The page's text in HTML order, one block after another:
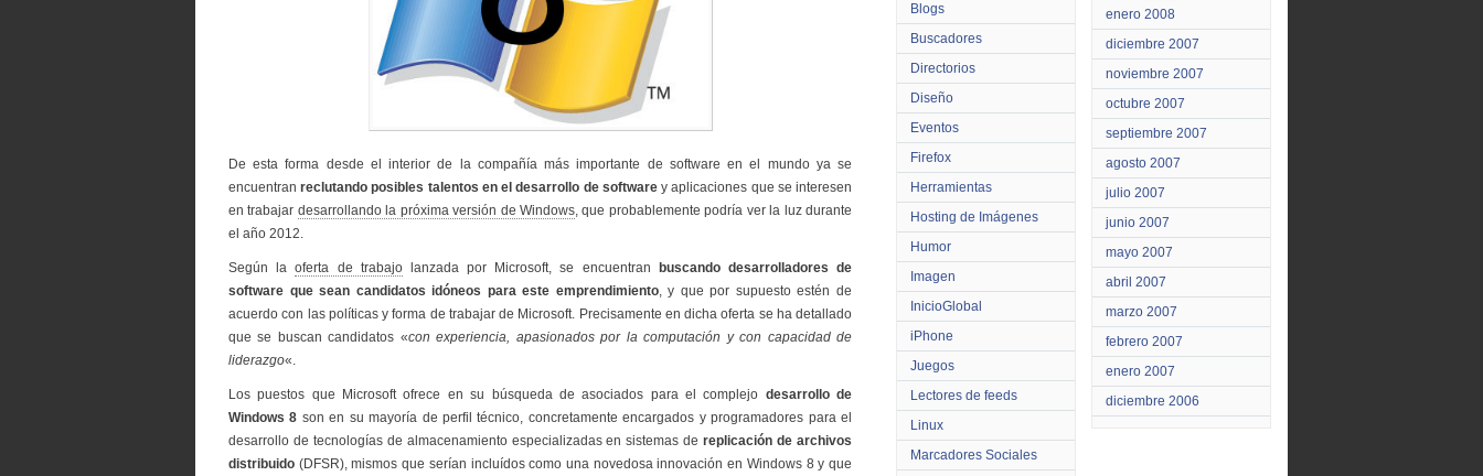
De esta forma desde el interior de la compañía más importante de software en el mundo ya se
encuentranreclutando posibles talentos en el desarrollo de softwarey aplicaciones que se interesen
en trabajar desarrollando la próxima versión de Windows, que probablemente podría ver la luz durante
el año 2012.
Según laoferta de trabajolanzada por Microsoft, se encuentran
buscando desarrolladores de
software que sean candidatos idóneos para este emprendimiento, y que por supuesto estén de
acuerdo con las políticas y forma de trabajar de Microsoft. Precisamente en dicha oferta se ha detallado
que se buscan candidatos «con experiencia, apasionados por la computación y con capacidad de
liderazgo«.
Los puestos que Microsoft ofrece en su búsqueda de asociados para el complejo desarrollo de
Windows 8 son en su mayoría de perfil técnico, concretamente encargados y programadores para el
desarrollo de tecnologías de almacenamiento especializadas en sistemas dereplicación de archivos
distribuido (DFSR), mismos que serían incluídos como una novedosa innovación en Windows 8 y que
Blogs
Buscadores
Directorios
Diseño
Eventos
Firefox
Herramientas
Hosting de Imágenes
Humor
Imagen
InicioGlobal
iPhone
Juegos
Lectores de feeds
Linux
Marcadores Sociales
enero 2008
diciembre 2007
noviembre 2007
octubre 2007
septiembre 2007
agosto 2007
julio 2007
junio 2007
mayo 2007
abril 2007
marzo 2007
febrero 2007
enero 2007
diciembre 2006